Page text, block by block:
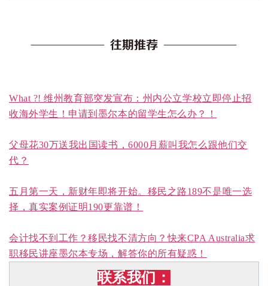
What ?! 维州教育部突发宣布：州内公立学校立即停止招
收海外学生！申请到墨尔本的留学生怎么办？！
父母花30万送我出国读书，6000月薪叫我怎么跟他们交
代？
五月第一天，新财年即将开始。移民之路189不是唯一选
择，真实案例证明190更靠谱！
会计找不到工作？移民找不清方向？快来CPA Australia求
职移民讲座墨尔本专场，解答你的所有疑惑！
联系我们：